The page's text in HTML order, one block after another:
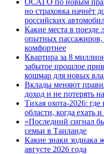
но страховка начнёт
российских
Какие места в поезде
опытных пассажиров,
комфортнее
Квартира за 8
забытое прошлое
кошмар для новых
Вклады меняют
доход и не потерять
Тихая охота-2026:
области, когда ехать
«Последний сигнал
семьи в Таиланде
Какие знаки зодиака
августе 2026 года